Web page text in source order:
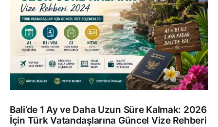
Bali’de 1 Ay ve Daha Uzun Süre Kalmak: 2026
İçin Türk Vatandaşlarına Güncel Vize Rehberi